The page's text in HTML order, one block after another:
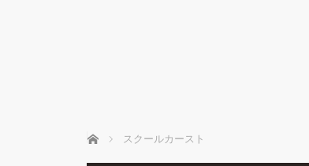
ホーム スクールカースト